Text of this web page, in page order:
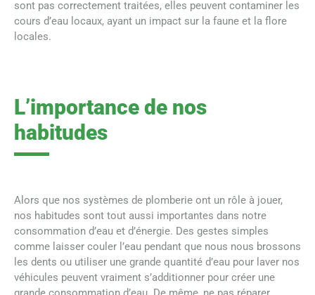
sont pas correctement traitées, elles peuvent contaminer les
cours d’eau locaux, ayant un impact sur la faune et la flore
locales.
L’importance de nos
habitudes
Alors que nos systèmes de plomberie ont un rôle à jouer,
nos habitudes sont tout aussi importantes dans notre
consommation d’eau et d’énergie. Des gestes simples
comme laisser couler l’eau pendant que nous nous brossons
les dents ou utiliser une grande quantité d’eau pour laver nos
véhicules peuvent vraiment s’additionner pour créer une